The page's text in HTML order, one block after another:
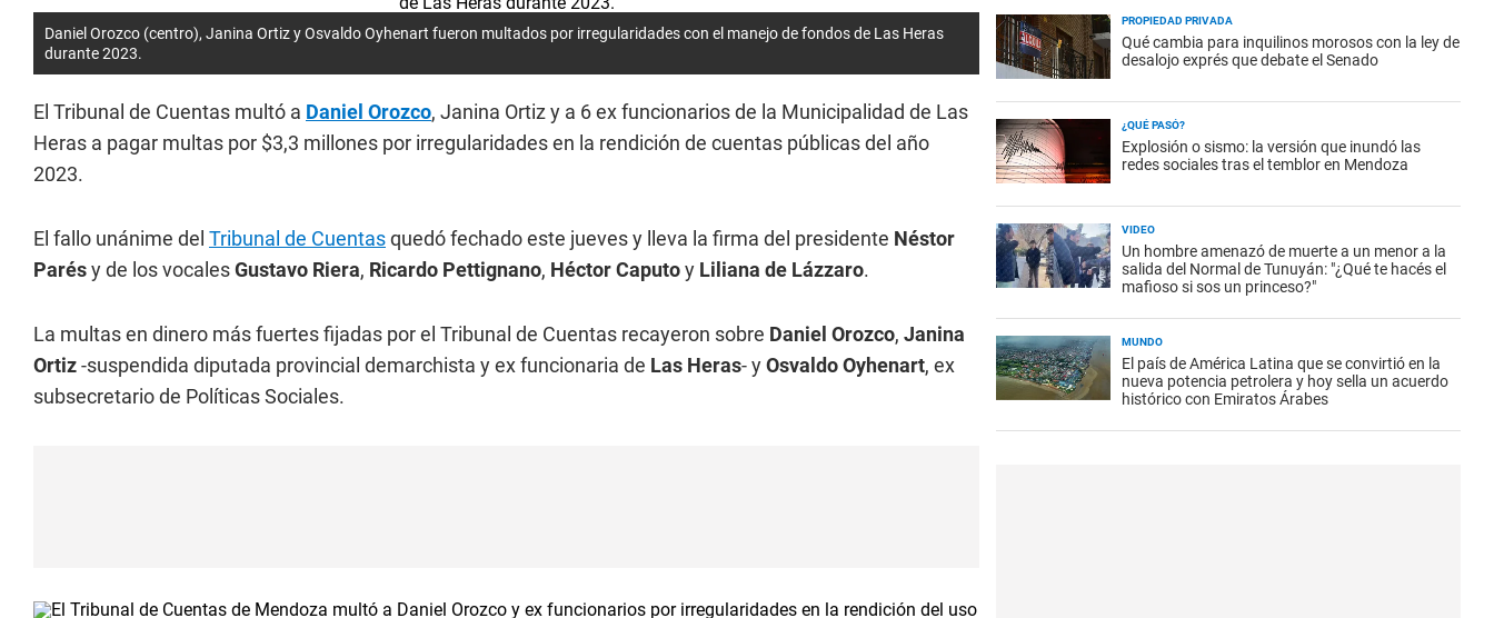
Daniel Orozco (centro), Janina Ortiz y Osvaldo Oyhenart fueron multados por irregularidades con el manejo de fondos de Las Heras
durante 2023.
El Tribunal de Cuentas multó a Daniel Orozco, Janina Ortiz y a 6 ex funcionarios de la Municipalidad de Las
Heras a pagar multas por $3,3 millones por irregularidades en la rendición de cuentas públicas del año
2023.
El fallo unánime del Tribunal de Cuentasquedó fechado este jueves y lleva la firma del presidente Néstor
Parésy de los vocalesGustavo Riera, Ricardo Pettignano, Héctor Caputoy Liliana de Lázzaro.
La multas en dinero más fuertes fijadas por el Tribunal de Cuentas recayeron sobre Daniel Orozco, Janina
Ortiz-suspendida diputada provincial demarchista y ex funcionaria de Las Heras- yOsvaldo Oyhenart, ex
subsecretario de Políticas Sociales.
PROPIEDAD PRIVADA
Qué cambia para inquilinos morosos con la ley de
desalojo exprés que debate el Senado
¿QUÉ PASÓ?
Explosión o sismo: la versión que inundó las
redes sociales tras el temblor en Mendoza
VIDEO
Un hombre amenazó de muerte a un menor a la
salida del Normal de Tunuyán: "¿Qué te hacés el
mafioso si sos un princeso?"
MUNDO
El país de América Latina que se convirtió en la
nueva potencia petrolera y hoy sella un acuerdo
histórico con Emiratos Árabes